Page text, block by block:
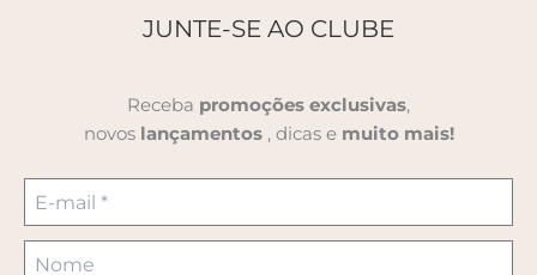
JUNTE-SE AO CLUBE
Receba promoções exclusivas,
novos lançamentos, dicas e muito mais!